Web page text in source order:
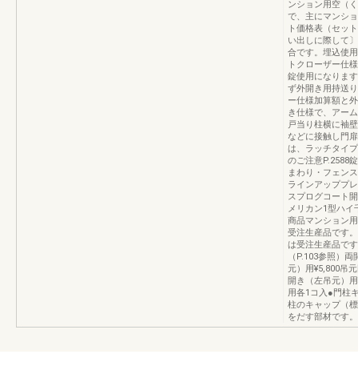
ンション用空（
で、主にマンシ
ト価格表（セッ
い出しに際して
合です。埋込使
トクローザー仕
錠使用になりま
ず外開き用持送
ー仕様加算額と
き仕様で、アー
戸当り柱横に袖
などに接触し門
は、ラッチタイ
のご注意P.2588
まわり・フェン
ラインアッププ
スプログコート
メリカン1型ハ
商品マンション
受注生産品です
は受注生産品で
（P.103参照）
元）用¥5,800吊
開き（左吊元）
用各1コ入●門柱
柱のキャップ（
をだす部材です